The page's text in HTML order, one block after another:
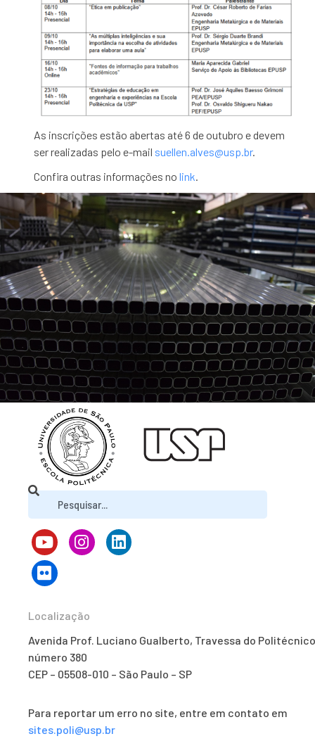
As inscrições estão abertas até 6 de outubro e devem
ser realizadas pelo e-mail suellen.alves@usp.br.
Confira outras informações nolink
Localização
Avenida Prof. Luciano Gualberto, Travessa do
número 380
CEP – 05508-010 – São Paulo – SP
Para reportar um erro no site, entre em contato em
sites.poli@usp.br